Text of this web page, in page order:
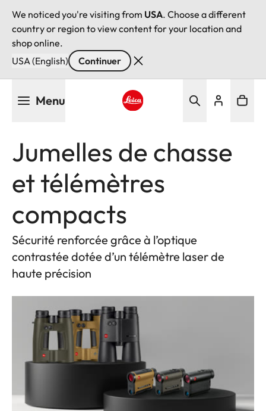
We noticed you're visiting from USA. Choose a different
country or region to view content for your location and
shop online.
USA (English)
Continuer
Menu
Jumelles de chasse
et télémètres
compacts
Sécurité renforcée grâce à l’optique
contrastée dotée d’un télémètre laser de
haute précision